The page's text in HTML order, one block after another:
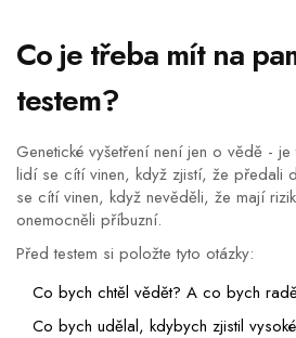
Co je třeba mít na
testem?
Genetické vyšetření není jen o vědě -
lidí se cítí vinen, když zjistí, že předali
se cítí vinen, když nevěděli, že mají
onemocněli příbuzní.
Před testem si položte tyto otázky:
Co bych chtěl vědět? A co bych
Co bych udělal, kdybych zjistil